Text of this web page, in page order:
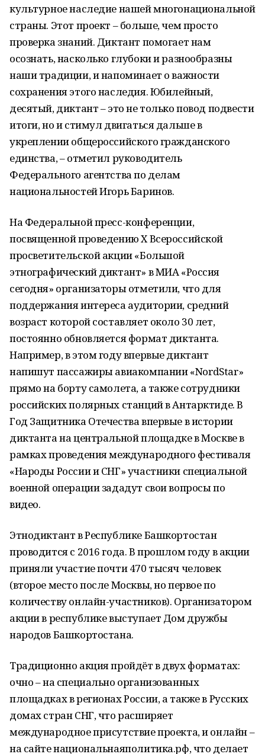
культурное наследие нашей многонациональной
страны. Этот проект – больше, чем просто
проверка знаний. Диктант помогает нам
осознать, насколько глубоки и разнообразны
наши традиции, и напоминает о важности
сохранения этого наследия. Юбилейный,
десятый, диктант – это не только повод подвести
итоги, но и стимул двигаться дальше в
укреплении общероссийского гражданского
единства, – отметил руководитель
Федерального агентства по делам
национальностей Игорь Баринов.
На Федеральной пресс-конференции,
посвященной проведению X Всероссийской
просветительской акции «Большой
этнографический диктант» в МИА «Россия
сегодня» организаторы отметили, что для
поддержания интереса аудитории, средний
возраст которой составляет около 30 лет,
постоянно обновляется формат диктанта.
Например, в этом году впервые диктант
напишут пассажиры авиакомпании «NordStar»
прямо на борту самолета, а также сотрудники
российских полярных станций в Антарктиде. В
Год Защитника Отечества впервые в истории
диктанта на центральной площадке в Москве в
рамках проведения международного фестиваля
«Народы России и СНГ» участники специальной
военной операции зададут свои вопросы по
видео.
Этнодиктант в Республике Башкортостан
проводится с 2016 года. В прошлом году в акции
приняли участие почти 470 тысяч человек
(второе место после Москвы, но первое по
количеству онлайн-участников). Организатором
акции в республике выступает Дом дружбы
народов Башкортостана.
Традиционно акция пройдёт в двух форматах:
очно – на специально организованных
площадках в регионах России, а также в Русских
домах стран СНГ, что расширяет
международное присутствие проекта, и онлайн –
на сайте национальнаяполитика.рф, что делает